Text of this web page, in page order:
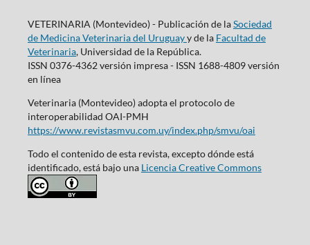
VETERINARIA (Montevideo) - Publicación de laSociedad
de Medicina Veterinaria del Uruguayy de la Facultad de
Veterinaria, Universidad de la República.
ISSN 0376-4362 versión impresa - ISSN 1688-4809 versión
en línea
Veterinaria (Montevideo) adopta el protocolo de
interoperabilidad OAI-PMH
https://www.revistasmvu.com.uy/index.php/smvu/oai
Todo el contenido de esta revista, excepto dónde está
identificado, está bajo una Licencia Creative Commons